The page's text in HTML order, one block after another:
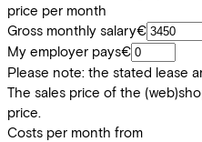
price per month
Gross monthly salary€
My employer pays€
Please note: the stated lease
The sales price of the
price.
Costs per month from